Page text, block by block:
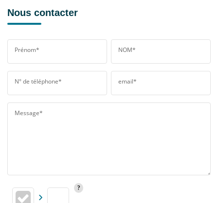
Nous contacter
Prénom* NOM*
N° de téléphone* email*
Message*